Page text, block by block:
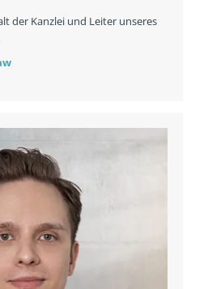
der Kanzlei und Leiter unseres